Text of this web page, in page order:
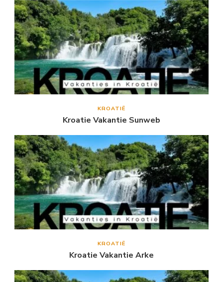
KROATIË
Kroatie Vakantie Sunweb
KROATIË
Kroatie Vakantie Arke